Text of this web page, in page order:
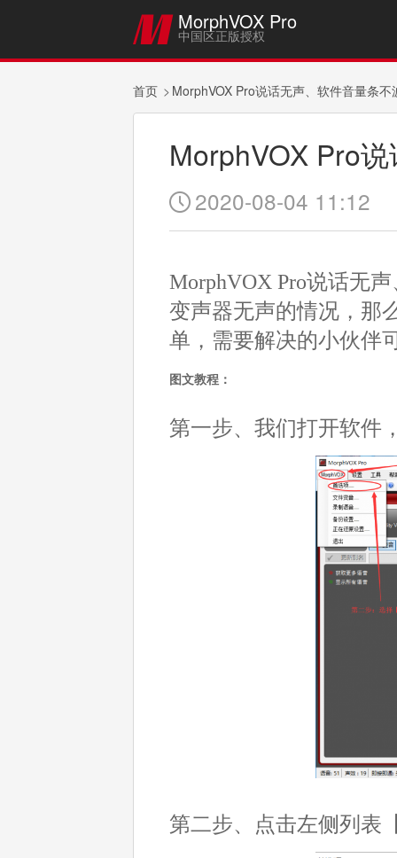
 MorphVOX Pro
中国区正版授权
首页 MorphVOX Pro说话无声、软件音量条不
MorphVOX Pro
 2020-08-04 11:12
MorphVOX Pro说话无
变声器无声的情况，那
单，需要解决的小伙伴
图文教程：
第一步、我们打开软件
第二步、点击左侧列表